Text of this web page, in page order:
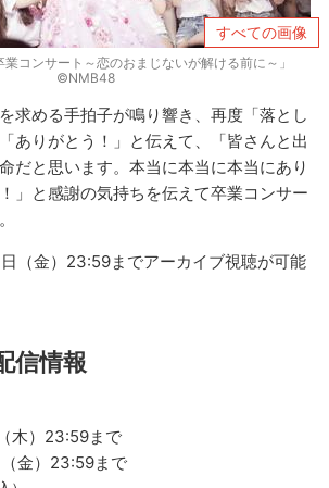
すべての画像
コンサート～恋のおまじないが解ける前に～」
©NMB48
求める手拍子が鳴り響き、再度「落とし
ありがとう！」と伝えて、「皆さんと出
だと思います。本当に本当に本当にあり
」と感謝の気持ちを伝えて卒業コンサー
（金）23:59までアーカイブ視聴が可能
信情報
木）23:59まで
金）23:59まで